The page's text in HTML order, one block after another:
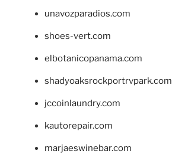
unavozparadios.com
shoes-vert.com
elbotanicopanama.com
shadyoaksrockportrvpark.com
jccoinlaundry.com
kautorepair.com
marjaeswinebar.com